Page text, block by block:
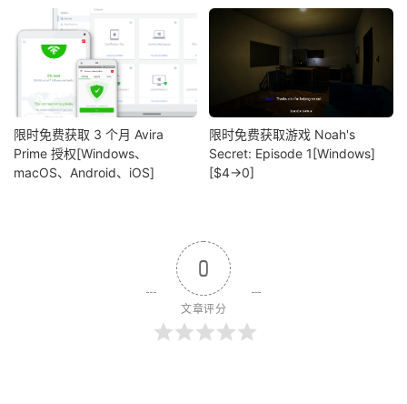
限时免费获取 3 个月 Avira
Prime 授权[Windows、
macOS、Android、iOS]
限时免费获取游戏 Noah's
Secret: Episode 1[Windows]
[$4→0]
0
文章评分